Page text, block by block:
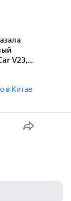
V23,
в Китае